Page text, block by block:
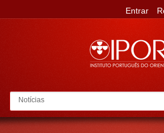
Go to:
Entrar